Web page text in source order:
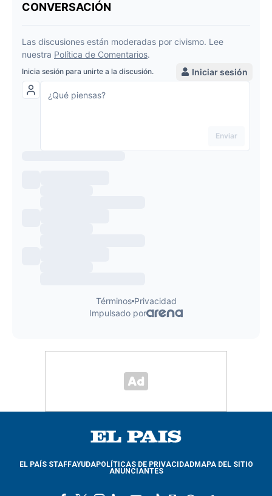
EL PAÍS STAFFAYUDAPOLÍTICAS DE PRIVACIDADMAPA DEL SITIO
ANUNCIANTES